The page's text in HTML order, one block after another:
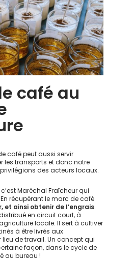
café au
café peut aussi servir
les transports et donc notre
des acteurs locaux.
Maréchal Fraîcheurqui
récupérant le marc de café
et ainsi obtenir de l’engrais.
en circuit court, à
locale. Il sert à cultiver
à être livrés aux
de travail. Un concept qui
façon, dans le cycle de
au bureau !